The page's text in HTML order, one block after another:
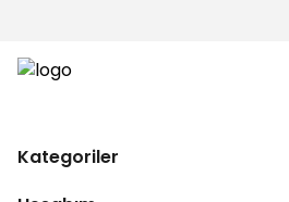
Kategoriler